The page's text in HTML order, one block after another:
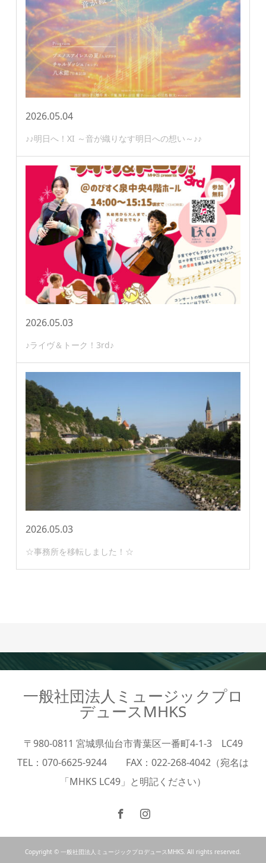
2026.05.04
♪♪明日へ！XI ～音が織りなす明日への想い～♪♪
2026.05.03
♪ライヴ＆トーク！3rd♪
2026.05.03
☆事務所を移転しました！☆
一般社団法人ミュージックプロ
デュースMHKS
〒980-0811 宮城県仙台市青葉区一番町4-1-3 LC49
TEL：070-6625-9244 FAX：022-268-4042（宛名は
「MHKS LC49」と明記ください）
Copyright © 一般社団法人ミュージックプロデュースMHKS. All rights reserved.